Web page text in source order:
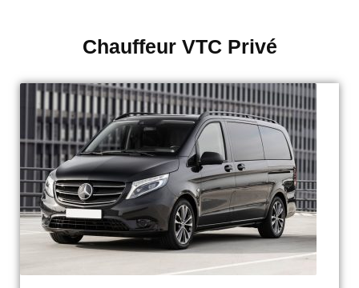
Chauffeur VTC Privé